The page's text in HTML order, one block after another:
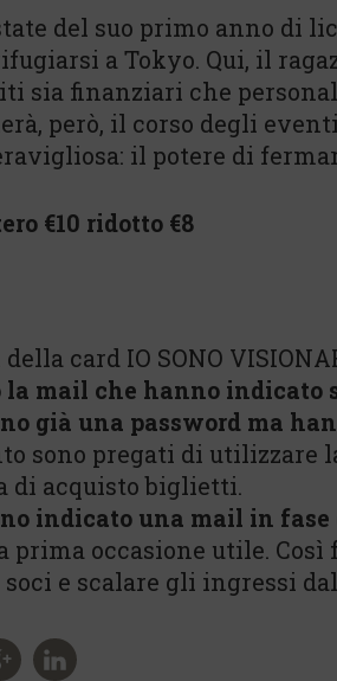
del suo primo anno di
a Tokyo. Qui, il
sia finanziari che
però, il corso degli
il potere di
€10 ridotto €8
card IO SONO
mail che hanno indicato
già una password ma
sono pregati di utilizzare
di acquisto biglietti.
indicato una mail in fase
prima occasione utile.
e scalare gli ingressi